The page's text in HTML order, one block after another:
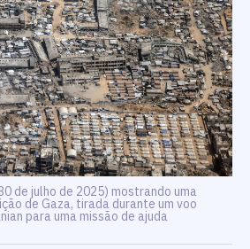
de julho de 2025) mostrando uma
de Gaza, tirada durante um voo
para uma missão de ajuda